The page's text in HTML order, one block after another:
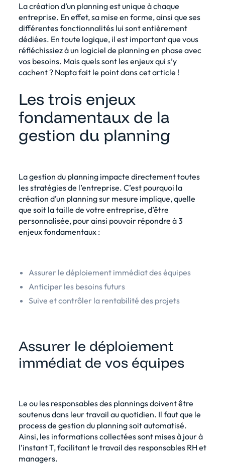
La création d’un planning est unique à chaque
entreprise. En effet, sa mise en forme, ainsi que ses
différentes fonctionnalités lui sont entièrement
dédiées. En toute logique, il est important que vous
réfléchissiez à un logiciel de planning en phase avec
vos besoins. Mais quels sont les enjeux qui s’y
cachent ? Napta fait le point dans cet article !
Les trois enjeux
fondamentaux de la
gestion du planning
Lagestion du planningimpacte directement toutes
les stratégies de l’entreprise. C’est pourquoi la
création d’un planning sur mesure implique, quelle
que soit la taille de votre entreprise, d’être
personnalisée, pour ainsi pouvoir répondre à 3
enjeux fondamentaux :
Assurer le déploiement immédiat des équipes
Anticiper les besoins futurs
Suive et contrôler la rentabilité des projets
Assurer le déploiement
immédiat de vos équipes
Le ou les responsables des plannings doivent être
soutenus dans leur travail au quotidien. Il faut que le
process de gestion du planningsoit automatisé.
Ainsi, les informations collectées sont mises à jour à
l’instant T, facilitant le travail des responsables RH et
managers.